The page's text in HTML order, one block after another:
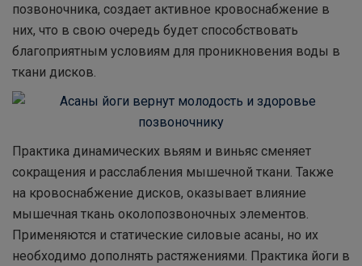
позвоночника, создает активное кровоснабжение в
них, что в свою очередь будет способствовать
благоприятным условиям для проникновения воды в
ткани дисков.
Практика динамических вьяям и виньяс сменяет
сокращения и расслабления мышечной ткани. Также
на кровоснабжение дисков, оказывает влияние
мышечная ткань околопозвоночных элементов.
Применяются и статические силовые асаны, но их
необходимо дополнять растяжениями. Практика йоги в